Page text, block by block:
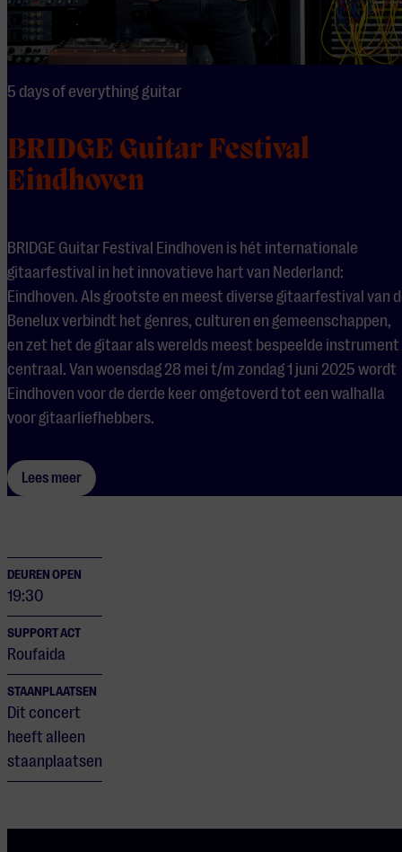
BRIDGE Guitar Festival
Eindhoven
5 days of everything guitar
BRIDGE Guitar Festival Eindhoven is hét internationale
gitaarfestival in het innovatieve hart van Nederland:
Eindhoven. Als grootste en meest diverse gitaarfestival van
Benelux verbindt het genres, culturen en gemeenschappen,
en zet het de gitaar als werelds meest bespeelde instrument
centraal. Van woensdag 28 mei t/m zondag 1 juni 2025 wordt
Eindhoven voor de derde keer omgetoverd tot een walhalla
voor gitaarliefhebbers.
Lees meer
DEUREN OPEN
19:30
SUPPORT ACT
Roufaida
STAANPLAATSEN
Dit concert
heeft alleen
staanplaatsen